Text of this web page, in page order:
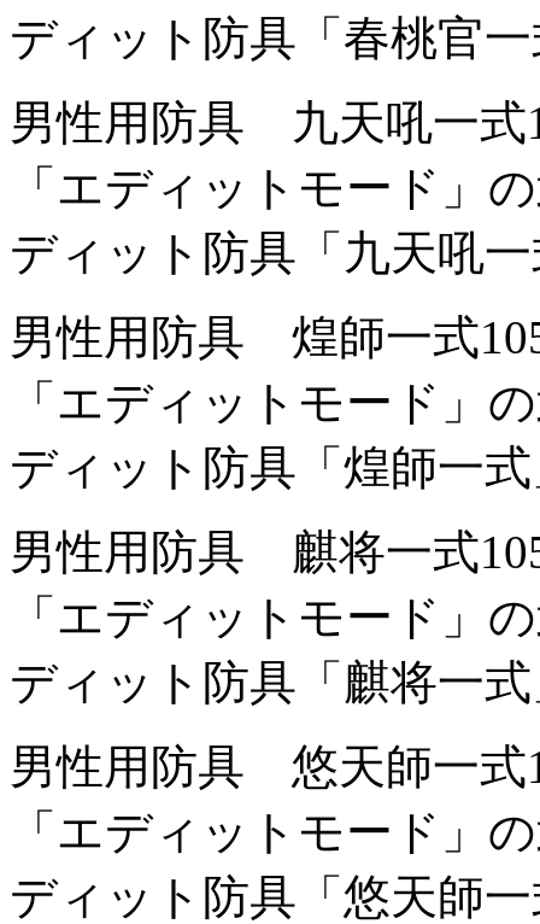
ディット防具「春桃官
男性用防具 九天吼一式
「エディットモード」
ディット防具「九天吼
男性用防具 煌師一式
「エディットモード」
ディット防具「煌師一
男性用防具 麒将一式
「エディットモード」
ディット防具「麒将一
男性用防具 悠天師一式
「エディットモード」
ディット防具「悠天師